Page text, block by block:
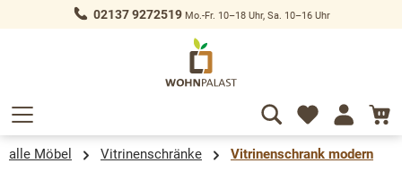
springen 02137 9272519Mo.-Fr. 10–18 Uhr, Sa. 10–16 Uhr
alle Möbel Vitrinenschränke Vitrinenschrank modern